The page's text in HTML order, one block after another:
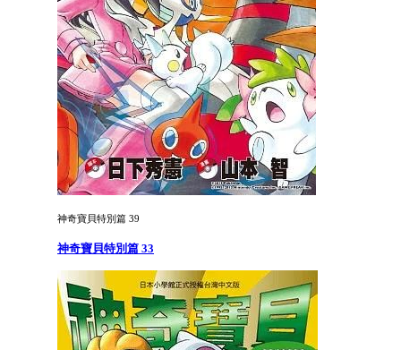
神奇寶貝特別篇 39
神奇寶貝特別篇 33